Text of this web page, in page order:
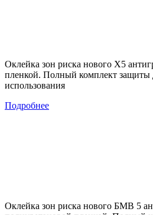
Оклейка зон риска нового Х5
пленкой. Полный комплект защиты
использования
Подробнее
Оклейка зон риска нового БМВ 5